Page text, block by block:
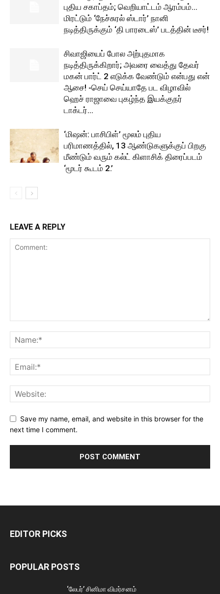
புதிய சகாப்தம்; வெறியாட்டம் ஆரம்பம்…
மிரட்டும் ‘நேச்சுரல் ஸ்டார்’ நானி
நடித்திருக்கும் ‘தி பாரடைஸ்’ படத்தின் டீசர்!
சிவாஜியைப் போல அற்புதமாக
நடித்திருக்கிறார்; அவரை வைத்து தேவர்
மகன் பார்ட் 2 எடுக்க வேண்டும் என்பது என்
ஆசை! -செய் செய்யாதே பட விழாவில்
ஹெச் ராஜாவை புகழ்ந்த இயக்குநர்
டாக்டர்...
‘மிஷன்: பாசிபிள்’ மூலம் புதிய
பரிமாணத்தில், 13 ஆண்டுகளுக்குப் பிறகு
மீண்டும் வரும் கல்ட் கிளாசிக் திரைப்படம்
‘மூடர் கூடம் 2.’
LEAVE A REPLY
Save my name, email, and website in this browser for the
next time I comment.
EDITOR PICKS
POPULAR POSTS
‘லேபர்’ சினிமா விமர்சனம்